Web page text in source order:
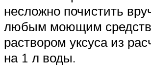
несложно почистить
любым моющим
раствором уксуса из
на 1 л воды.